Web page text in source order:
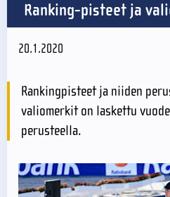
Ranking-pisteet ja
20.1.2020
Rankingpisteet ja niiden
valiomerkit on laskettu
perusteella.